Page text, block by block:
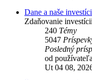
Dane a naše
Zdaňovanie
240 Témy
5047
Posledný
od používateľa
Ut 04 08,